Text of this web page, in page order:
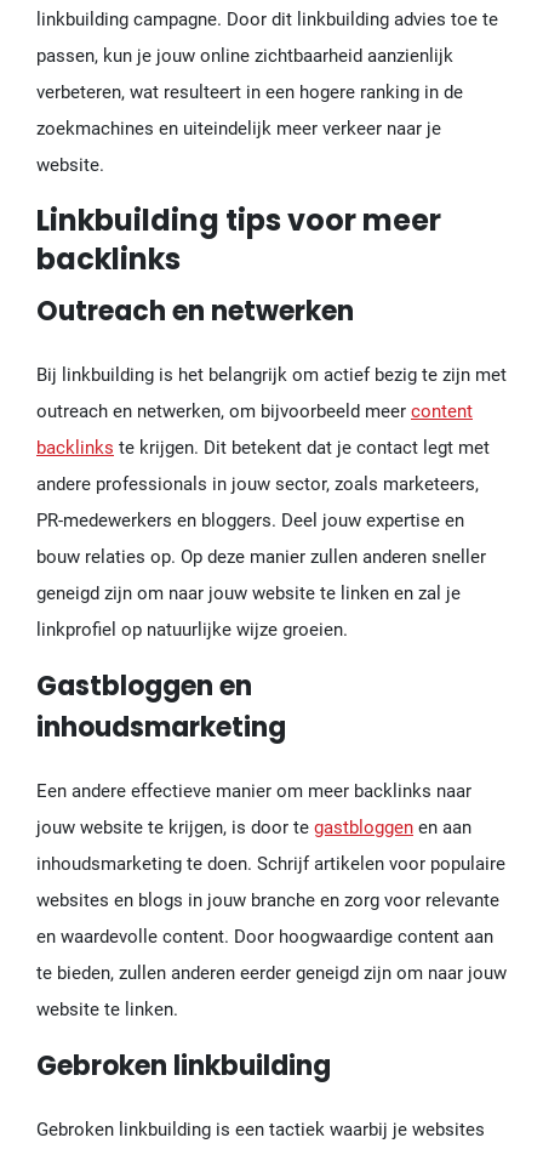
linkbuilding campagne. Door dit linkbuilding advies toe te
passen, kun je jouw online zichtbaarheid aanzienlijk
verbeteren, wat resulteert in een hogere ranking in de
zoekmachines en uiteindelijk meer verkeer naar je
website.
Linkbuilding tips voor meer
backlinks
Outreach en netwerken
Bij linkbuilding is het belangrijk om actief bezig te zijn met
outreach en netwerken, om bijvoorbeeld meer content
backlinks te krijgen. Dit betekent dat je contact legt met
andere professionals in jouw sector, zoals marketeers,
PR-medewerkers en bloggers. Deel jouw expertise en
bouw relaties op. Op deze manier zullen anderen sneller
geneigd zijn om naar jouw website te linken en zal je
linkprofiel op natuurlijke wijze groeien.
Gastbloggen en
inhoudsmarketing
Een andere effectieve manier om meer backlinks naar
jouw website te krijgen, is door te gastbloggen en aan
inhoudsmarketing te doen. Schrijf artikelen voor populaire
websites en blogs in jouw branche en zorg voor relevante
en waardevolle content. Door hoogwaardige content aan
te bieden, zullen anderen eerder geneigd zijn om naar jouw
website te linken.
Gebroken linkbuilding
Gebroken linkbuilding is een tactiek waarbij je websites